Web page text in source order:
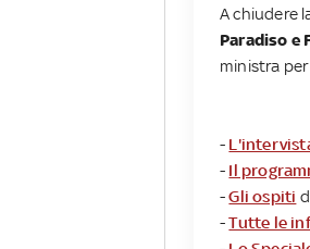
A chiudere
Paradiso e
ministra
-
- Il
-Gli ospiti
-Tutte le